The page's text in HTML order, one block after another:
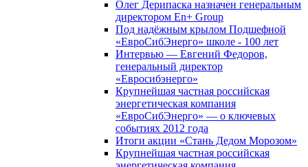
Олег Дерипаска назначен генеральным
директором En+ Group
Под надёжным крылом Подшефной
«ЕвроСибЭнерго» школе - 100 лет
Интервью — Евгений Федоров,
генеральный директор
«Евросибэнерго»
Крупнейшая частная российская
энергетическая компания
«ЕвроСибЭнерго» — о ключевых
событиях 2012 года
Итоги акции «Стань Дедом Морозом»
Крупнейшая частная российская